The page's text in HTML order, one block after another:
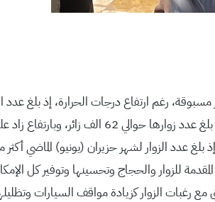
أكثر من 15 ألف زائر بنسبة زادت على 50 % مقارنة بنفس الشهر من العام
والحجاج وتحسينها وتوفير كل
مع رغبات الزوار كزيادة مواقف السيارات